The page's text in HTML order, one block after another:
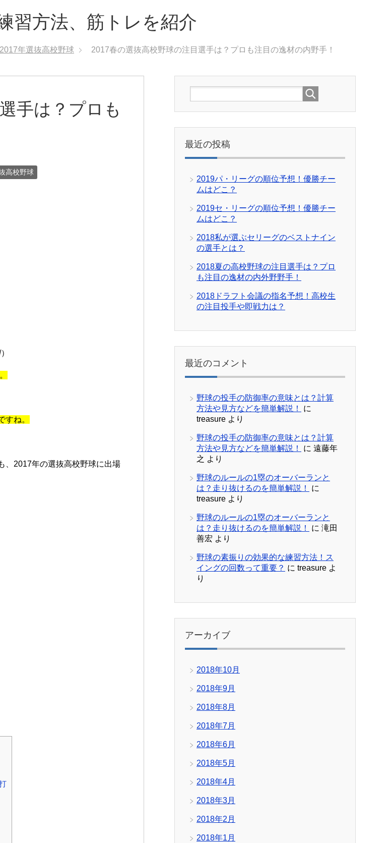
習方法、筋トレを紹介
2017年選抜高校野球 2017春の選抜高校野球の注目選手は？プロも注目の逸材の内野手！
手は？プロも
高校野球
ね。
、2017年の選抜高校野球に出場
最近の投稿
2019パ・リーグの順位予想！優勝チー
ムはどこ？
2019セ・リーグの順位予想！優勝チー
ムはどこ？
2018私が選ぶセリーグのベストナイン
の選手とは？
2018夏の高校野球の注目選手は？プロ
も注目の逸材の内外野野手！
2018ドラフト会議の指名予想！高校生
の注目投手や即戦力は？
最近のコメント
野球の投手の防御率の意味とは？計算
方法や見方などを簡単解説！
に
treasure より
野球の投手の防御率の意味とは？計算
方法や見方などを簡単解説！
に 遠藤年
之 より
野球のルールの1塁のオーバーランと
は？走り抜けるのを簡単解説！
に
treasure より
野球のルールの1塁のオーバーランと
は？走り抜けるのを簡単解説！
に 滝田
善宏 より
野球の素振りの効果的な練習方法！ス
イングの回数って重要？ に treasure よ
り
アーカイブ
2018年10月
2018年9月
2018年8月
2018年7月
2018年6月
2018年5月
2018年4月
2018年3月
2018年2月
2018年1月